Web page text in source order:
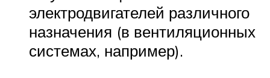
электродвигателей различного
назначения (в вентиляционных
системах, например).